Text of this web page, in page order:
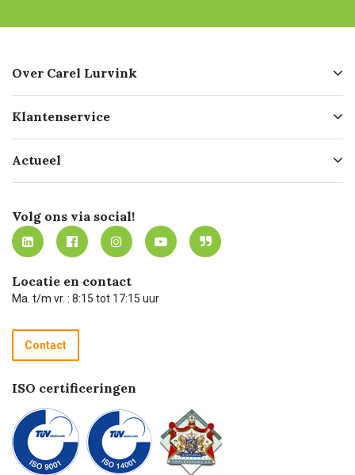
Over Carel Lurvink
Geschiedenis
Missie
Werken bij Carel Lurvink
MVO
Klantenservice
Bezorgen
Mijn Carel Lurvink
Mijn Carel Lurvink instructievideo's
Carel Lurvink App
Hulp op afstand
Technische dienst
Recycle programma
Betalen
Actueel
Innovation LAB
Tevreden klanten
Carel Lurvink Blog
Carel de podcast
Volg ons via social!
Locatie en contact
Ma. t/m vr. : 8:15 tot 17:15 uur
Contact
ISO certificeringen